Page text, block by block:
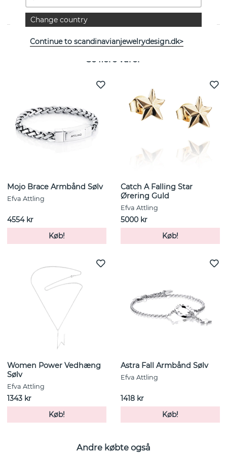
EGENSKABER
Se flere varer
Mojo Brace Armbånd Sølv
Efva Attling
4554 kr
Køb!
Catch A Falling Star
Ørering Guld
Efva Attling
5000 kr
Køb!
Women Power Vedhæng
Sølv
Efva Attling
1343 kr
Køb!
Astra Fall Armbånd Sølv
Efva Attling
1418 kr
Køb!
Andre købte også
Change country
Continue to scandinavianjewelrydesign.dk>